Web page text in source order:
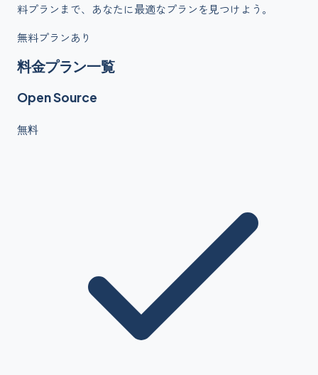
料プランまで、あなたに最適なプランを見つけよう。
無料プランあり
料金プラン一覧
Open Source
無料